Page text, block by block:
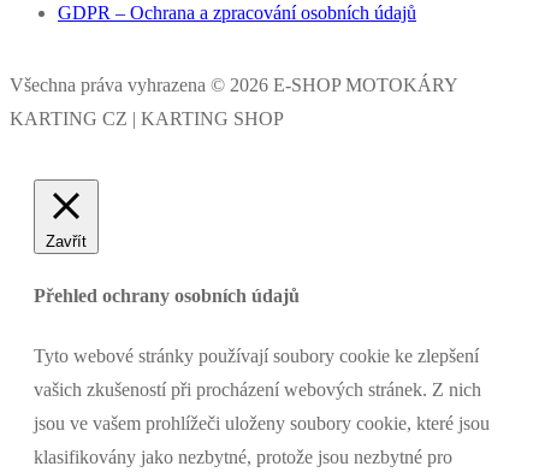
GDPR – Ochrana a zpracování osobních údajů
Všechna práva vyhrazena © 2026 E-SHOP MOTOKÁRY
KARTING CZ | KARTING SHOP
Zavřít
Přehled ochrany osobních údajů
Tyto webové stránky používají soubory cookie ke zlepšení
vašich zkušeností při procházení webových stránek. Z nich
jsou ve vašem prohlížeči uloženy soubory cookie, které jsou
klasifikovány jako nezbytné, protože jsou nezbytné pro